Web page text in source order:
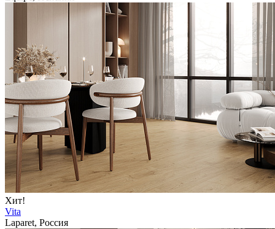
Хит!
Vita
Laparet, Россия